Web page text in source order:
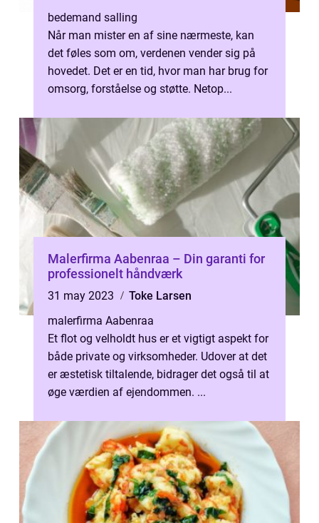
bedemand salling
Når man mister en af sine nærmeste, kan
det føles som om, verdenen vender sig på
hovedet. Det er en tid, hvor man har brug for
omsorg, forståelse og støtte. Netop...
Malerfirma Aabenraa – Din garanti for
professionelt håndværk
31 may 2023
Toke Larsen
malerfirma Aabenraa
Et flot og velholdt hus er et vigtigt aspekt for
både private og virksomheder. Udover at det
er æstetisk tiltalende, bidrager det også til at
øge værdien af ejendommen. ...